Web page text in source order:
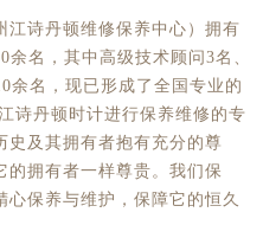
江诗丹顿维修保养中心）拥有
余名，其中高级技术顾问3名、
余名，现已形成了全国专业的
诗丹顿时计进行保养维修的专
史及其拥有者抱有充分的尊
的拥有者一样尊贵。我们保
保养与维护，保障它的恒久